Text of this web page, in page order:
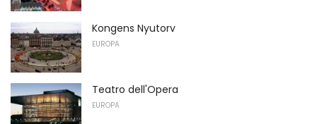
Kongens Nyutorv
EUROPA
Teatro dell'Opera
EUROPA